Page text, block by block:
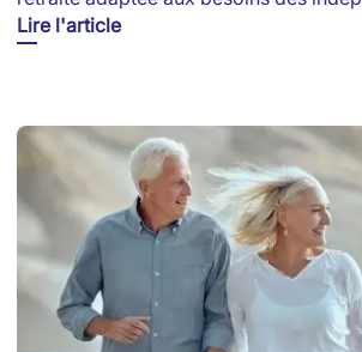
Lire l'article